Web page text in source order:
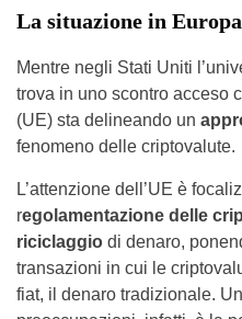
La situazione in
Mentre negli Stati Uniti
trova in uno scontro acceso
(UE) sta delineando un
fenomeno delle criptovalute.
L’attenzione dell’UE è
regolamentazione delle
riciclaggio di denaro,
transazioni in cui le
fiat, il denaro tradizionale.